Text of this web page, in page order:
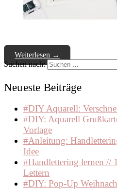
Weiterlesen →
Suchen nach:
Neueste Beiträge
#DIY Aquarell:
#DIY: Aquarell
Vorlage
#Anleitung:
Idee
#Handlettering lernen //
Lettern
#DIY: Pop-Up